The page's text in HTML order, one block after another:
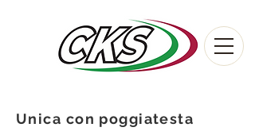
Unica con poggiatesta